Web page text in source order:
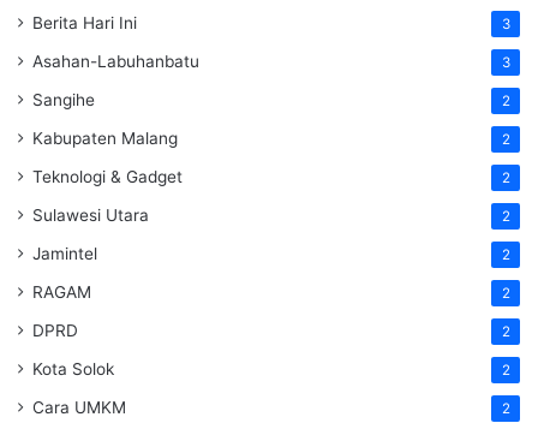
Berita Hari Ini 3
Asahan-Labuhanbatu 3
Sangihe 2
Kabupaten Malang 2
Teknologi & Gadget 2
Sulawesi Utara 2
Jamintel 2
RAGAM 2
DPRD 2
Kota Solok 2
Cara UMKM 2